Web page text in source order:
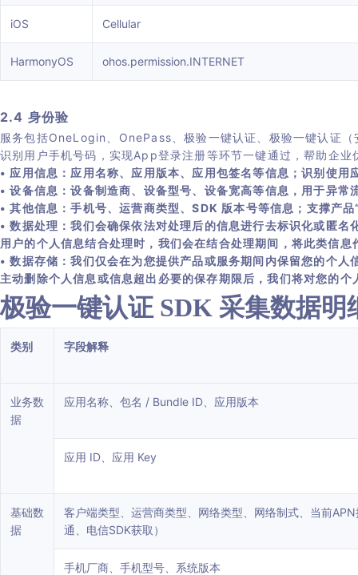
iOS Cellular
HarmonyOS ohos.permission.INTERNET
2.4 身份验
服务包括OneLogin、OnePass、极验一键认证、极验一键认证
识别用户手机号码，实现App登录注册等环节一键通过，帮助企
• 应用信息：应用名称、应用版本、应用包签名等信息；识别使
• 设备信息：设备制造商、设备型号、设备宽高等信息，用于异
• 其他信息：手机号、运营商类型、SDK 版本号等信息；支撑产
• 数据处理：我们会确保依法对处理后的信息进行去标识化或匿
用户的个人信息结合处理时，我们会在结合处理期间，将此类信
• 数据存储：我们仅会在为您提供产品或服务期间内保留您的个
主动删除个人信息或信息超出必要的保存期限后，我们将对您的
极验一键认证 SDK 采集数据明
类别 字段解释
业务数
据
应用名称、包名 / Bundle ID、应用版本
应用 ID、应用 Key
基础数
据
客户端类型、运营商类型、网络类型、网络制式、当前
通、电信SDK获取）
手机厂商、手机型号、系统版本